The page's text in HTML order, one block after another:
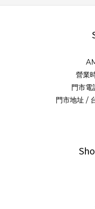
營業
門市
門市地址 /